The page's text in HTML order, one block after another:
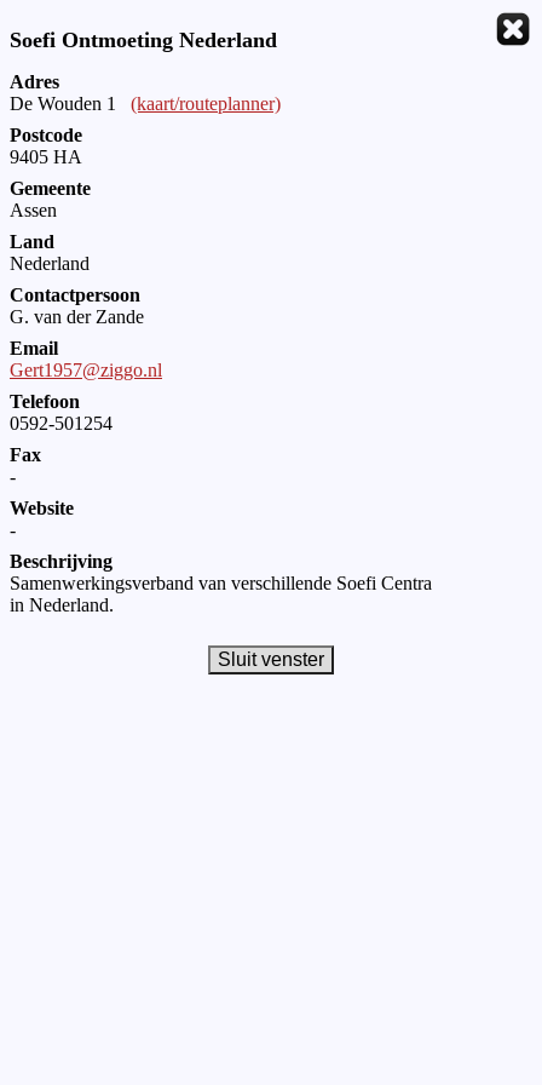
Soefi Ontmoeting Nederland
Adres
De Wouden 1 (kaart/routeplanner)
Postcode
9405 HA
Gemeente
Assen
Land
Nederland
Contactpersoon
G. van der Zande
Email
Gert1957@ziggo.nl
Telefoon
0592-501254
Fax
-
Website
-
Beschrijving
Samenwerkingsverband van verschillende Soefi Centra
in Nederland.